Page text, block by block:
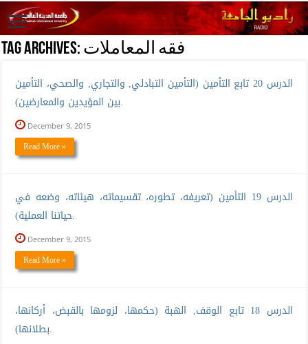
Tag Archives: فقه المعاملات
الدرس 20 تابع التأمين (التأمين التبادلي, والتجاري, والصحي، التأمين
بين المؤيدين والمعارضين).
December 9, 2015
Read More »
الدرس 19 التأمين (تعريفه، تطوره، تقسيماته، هيئاته، وضعه في
حياتنا العملية).
December 9, 2015
Read More »
الدرس 18 تابع الوقف, الهبة (حكمها، لزومها بالقبض، أركانها،
بطلانها).